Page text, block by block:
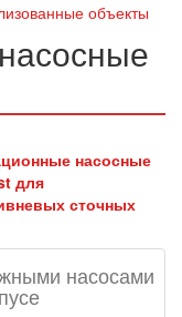
объекты
насосные
для
сточных
насосами